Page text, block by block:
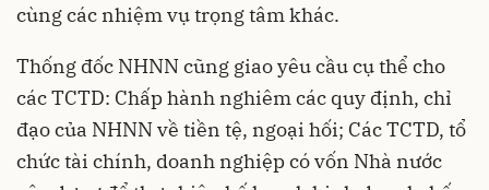
cùng các nhiệm vụ trọng tâm khác.
Thống đốc NHNN cũng giao yêu cầu cụ thể cho
các TCTD: Chấp hành nghiêm các quy định, chỉ
đạo của NHNN về tiền tệ, ngoại hối; Các TCTD, tổ
chức tài chính, doanh nghiệp có vốn Nhà nước